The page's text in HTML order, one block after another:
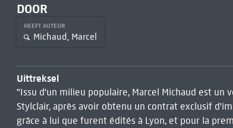
DOOR
HEEFT AUTEUR
Michaud, Marcel
Uittreksel
"Issu d'un milieu populaire, Marcel Michaud est un
Stylclair, après avoir obtenu un contrat exclusif
grâce à lui que furent édités à Lyon, et pour la